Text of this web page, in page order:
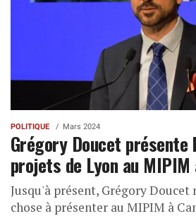
POLITIQUE Mars 2024
Grégory Doucet présente
projets de Lyon au MIPIM
Jusqu'à présent, Grégory Doucet
chose à présenter au MIPIM à